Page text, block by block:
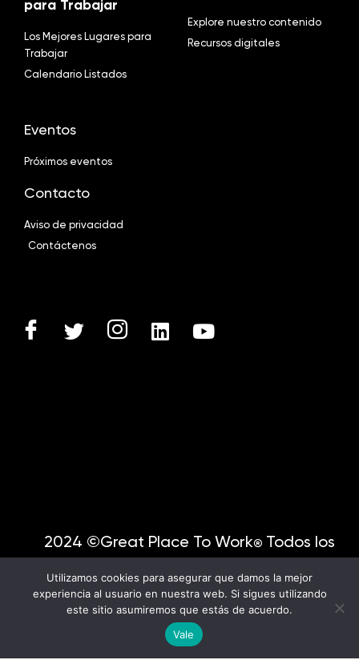
para Trabajar
Los Mejores Lugares para
Trabajar
Calendario Listados
Explore nuestro contenido
Recursos digitales
Eventos
Próximos eventos
Contacto
Aviso de privacidad
Contáctenos
2024 ©Great Place To Work® Todos los
English
Utilizamos cookies para asegurar que damos la mejor
experiencia al usuario en nuestra web. Si sigues utilizando
este sitio asumiremos que estás de acuerdo.
Vale